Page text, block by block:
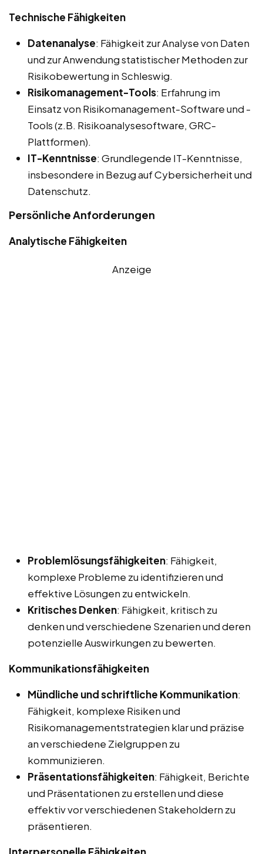
Technische Fähigkeiten
Datenanalyse: Fähigkeit zur Analyse von Daten
und zur Anwendung statistischer Methoden zur
Risikobewertung in Schleswig.
Risikomanagement-Tools: Erfahrung im
Einsatz von Risikomanagement-Software und -
Tools (z.B. Risikoanalysesoftware, GRC-
Plattformen).
IT-Kenntnisse: Grundlegende IT-Kenntnisse,
insbesondere in Bezug auf Cybersicherheit und
Datenschutz.
Persönliche Anforderungen
Analytische Fähigkeiten
Anzeige
Problemlösungsfähigkeiten: Fähigkeit,
komplexe Probleme zu identifizieren und
effektive Lösungen zu entwickeln.
Kritisches Denken: Fähigkeit, kritisch zu
denken und verschiedene Szenarien und deren
potenzielle Auswirkungen zu bewerten.
Kommunikationsfähigkeiten
Mündliche und schriftliche Kommunikation:
Fähigkeit, komplexe Risiken und
Risikomanagementstrategien klar und präzise
an verschiedene Zielgruppen zu
kommunizieren.
Präsentationsfähigkeiten: Fähigkeit, Berichte
und Präsentationen zu erstellen und diese
effektiv vor verschiedenen Stakeholdern zu
präsentieren.